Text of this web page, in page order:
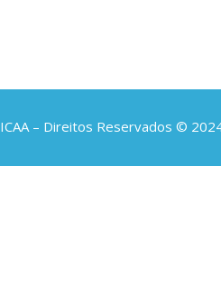
ICAA – Direitos Reservados ©